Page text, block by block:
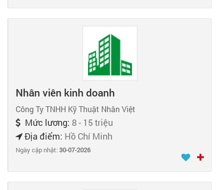
Nhân viên kinh doanh
Công Ty TNHH Kỹ Thuật Nhân Việt
Mức lương: 8 - 15 triệu
Địa điểm: Hồ Chí Minh
Ngày cập nhật:30-07-2026